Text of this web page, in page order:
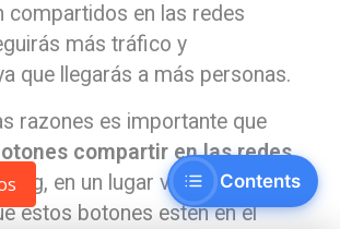
compartidos en las redes
más tráfico y
que llegarás a más personas.
razones es importante que
compartir en las redes
en un lugar visible. Se
estos botones estén en el
Contents